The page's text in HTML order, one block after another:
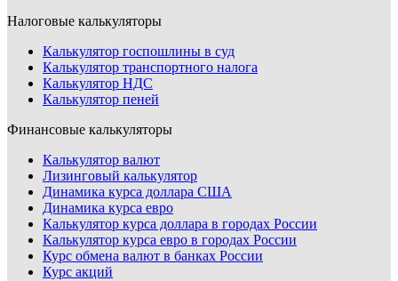
Налоговые калькуляторы
Калькулятор госпошлины в суд
Калькулятор транспортного налога
Калькулятор НДС
Калькулятор пеней
Финансовые калькуляторы
Калькулятор валют
Лизинговый калькулятор
Динамика курса доллара США
Динамика курса евро
Калькулятор курса доллара в городах России
Калькулятор курса евро в городах России
Курс обмена валют в банках России
Курс акций